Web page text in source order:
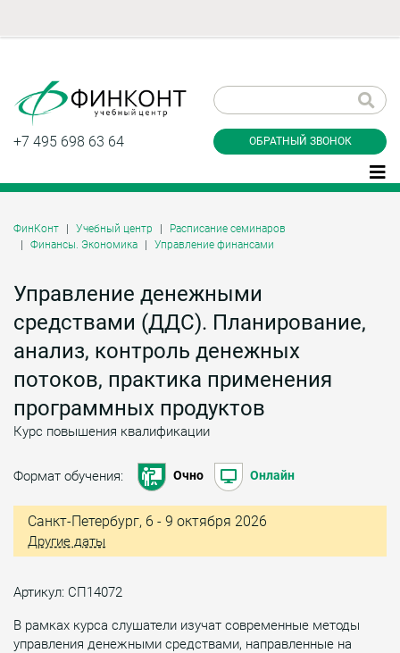
+7 495 698 63 64 ОБРАТНЫЙ ЗВОНОК
ФинКонт Учебный центр
Расписание семинаров
Финансы. Экономика
Управление финансами
Управление денежными
средствами (ДДС). Планирование,
анализ, контроль денежных
потоков, практика применения
программных продуктов
Курс повышения квалификации
Формат обучения: Очно Онлайн
Санкт-Петербург, 6 - 9 октября 2026
Другие даты
Артикул: СП14072
В рамках курса слушатели изучат современные методы
управления денежными средствами, направленные на
звонок
Даю согласие на обработку персональных
Заказать